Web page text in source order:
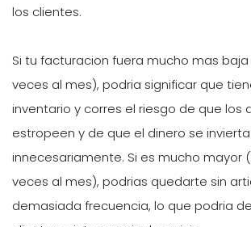
los clientes.
Si tu facturacion fuera mucho mas
veces al mes), podria significar que
inventario y corres el riesgo de que los
estropeen y de que el dinero se invierta
innecesariamente. Si es mucho mayor
veces al mes), podrias quedarte sin
demasiada frecuencia, lo que podria